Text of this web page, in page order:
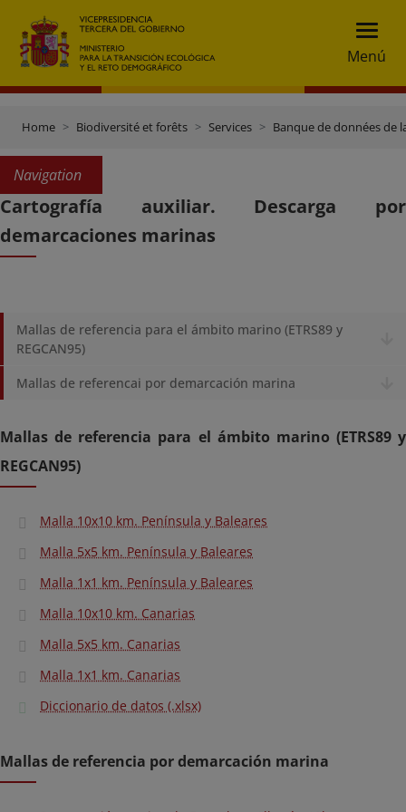
Menú
Home Biodiversité et forêts Services Banque de données de
Navigation
Cartografía auxiliar. Descarga por
demarcaciones marinas
Mallas de referencia para el ámbito marino (ETRS89 y
REGCAN95)
Mallas de referencai por demarcación marina
Mallas de referencia para el ámbito marino (ETRS89 y
REGCAN95)
Malla 10x10 km. Península y Baleares
Malla 5x5 km. Península y Baleares
Malla 1x1 km. Península y Baleares
Malla 10x10 km. Canarias
Malla 5x5 km. Canarias
Malla 1x1 km. Canarias
Diccionario de datos (.xlsx)
Mallas de referencia por demarcación marina